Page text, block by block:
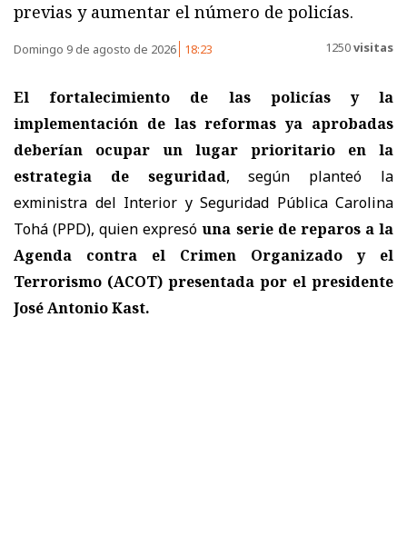
previas y aumentar el número de policías.
Domingo 9 de agosto de 2026 18:23 1250visitas
El fortalecimiento de las policías y la
implementación de las reformas ya aprobadas
deberían ocupar un lugar prioritario en la
estrategia de seguridad, según planteó la
exministra del Interior y Seguridad Pública Carolina
Tohá (PPD), quien expresóuna serie de reparos a la
Agenda contra el Crimen Organizado y el
Terrorismo (ACOT) presentada por el presidente
José Antonio Kast.